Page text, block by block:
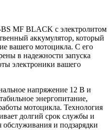
MF BLACK с электролитом
аккумулятор, который
вашего мотоцикла. С его
в надежности запуска
электроники вашего
напряжение 12 В и
энергопитание,
мотоцикла. Технология
долгий срок службы и
обслуживания и подзарядки